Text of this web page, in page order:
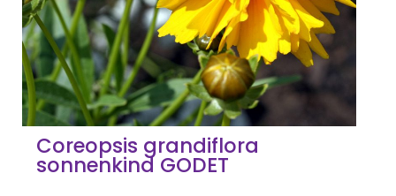
Coreopsis grandiflora
sonnenkind GODET